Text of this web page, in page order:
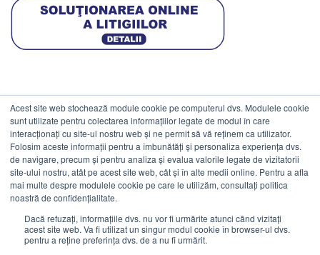
Acest site web stochează module cookie pe computerul dvs. Modulele cookie
sunt utilizate pentru colectarea informațiilor legate de modul în care
interacționați cu site-ul nostru web și ne permit să vă reținem ca utilizator.
Folosim aceste informații pentru a îmbunătăți și personaliza experiența dvs.
de navigare, precum și pentru analiza și evalua valorile legate de vizitatorii
site-ului nostru, atât pe acest site web, cât și în alte medii online. Pentru a afla
mai multe despre modulele cookie pe care le utilizăm, consultați politica
noastră de confidențialitate.
Dacă refuzați, informațiile dvs. nu vor fi urmărite atunci când vizitați
acest site web. Va fi utilizat un singur modul cookie în browser-ul dvs.
pentru a reține preferința dvs. de a nu fi urmărit.
DATE COMERCIALE
ESTICO S.R.L.
CIF: RO1094402.
Reg.Com: J08/469/1991.